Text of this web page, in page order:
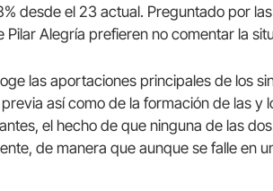
desde el 23 actual. Preguntado por
Alegría prefieren no comentar la
las aportaciones principales de los
así como de la formación de las y
el hecho de que ninguna de las
de manera que aunque se falle en